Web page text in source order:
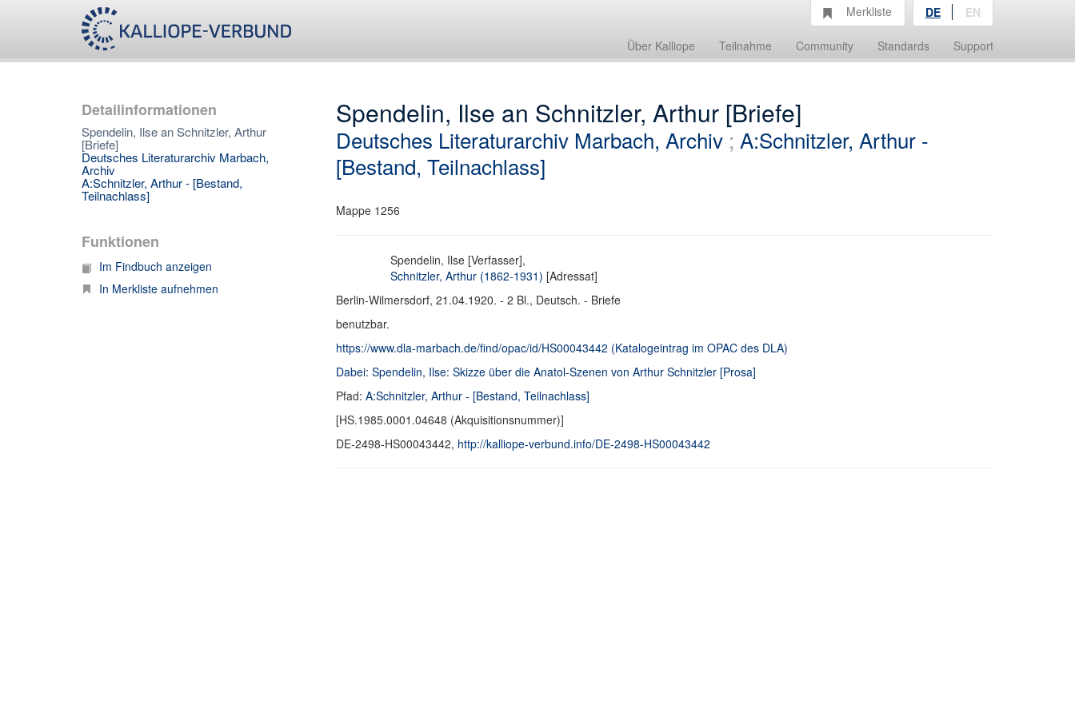
Über Kalliope Teilnahme Community Standards Support
Merkliste DE EN
Detailinformationen
Spendelin, Ilse an Schnitzler, Arthur
[Briefe]
Deutsches Literaturarchiv Marbach,
Archiv
A:Schnitzler, Arthur - [Bestand,
Teilnachlass]
Funktionen
Im Findbuch anzeigen
In Merkliste aufnehmen
Spendelin, Ilse an Schnitzler, Arthur [Briefe]
Deutsches Literaturarchiv Marbach, Archiv; A:Schnitzler, Arthur -
[Bestand, Teilnachlass]
Mappe 1256
Spendelin, Ilse [Verfasser],
Schnitzler, Arthur (1862-1931) [Adressat]
Berlin-Wilmersdorf, 21.04.1920. - 2 Bl., Deutsch. - Briefe
benutzbar.
https://www.dla-marbach.de/find/opac/id/HS00043442 (Katalogeintrag im OPAC des DLA)
Dabei: Spendelin, Ilse: Skizze über die Anatol-Szenen von Arthur Schnitzler [Prosa]
Pfad: A:Schnitzler, Arthur - [Bestand, Teilnachlass]
[HS.1985.0001.04648 (Akquisitionsnummer)]
DE-2498-HS00043442, http://kalliope-verbund.info/DE-2498-HS00043442